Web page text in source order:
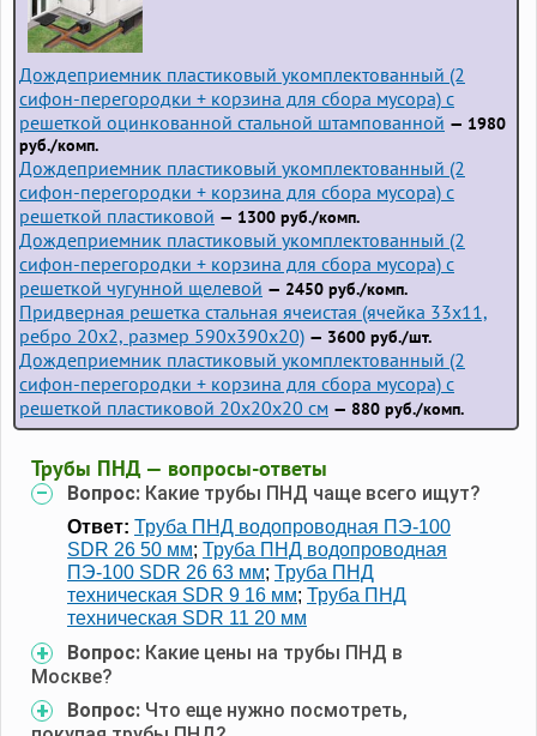
Дождеприемник пластиковый укомплектованный (2
сифон-перегородки + корзина для сбора мусора) с
решеткой оцинкованной стальной штампованной — 1980
руб./комп.
Дождеприемник пластиковый укомплектованный (2
сифон-перегородки + корзина для сбора мусора) с
решеткой пластиковой — 1300 руб./комп.
Дождеприемник пластиковый укомплектованный (2
сифон-перегородки + корзина для сбора мусора) с
решеткой чугунной щелевой — 2450 руб./комп.
Придверная решетка стальная ячеистая (ячейка 33x11,
ребро 20x2, размер 590x390x20) — 3600 руб./шт.
Дождеприемник пластиковый укомплектованный (2
сифон-перегородки + корзина для сбора мусора) с
решеткой пластиковой 20х20х20 см — 880 руб./комп.
Трубы ПНД — вопросы-ответы
Вопрос: Какие трубы ПНД чаще всего ищут?
Ответ: Труба ПНД водопроводная ПЭ-100
SDR 26 50 мм; Труба ПНД водопроводная
ПЭ-100 SDR 26 63 мм; Труба ПНД
техническая SDR 9 16 мм; Труба ПНД
техническая SDR 11 20 мм
Вопрос: Какие цены на трубы ПНД в
Москве?
Вопрос: Что еще нужно посмотреть,